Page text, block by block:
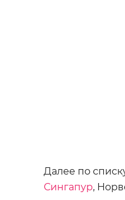
Далее по
Сингапур,